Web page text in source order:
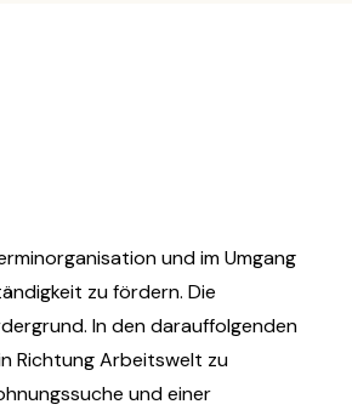
und im Umgang
zu fördern. Die
In den darauffolgenden
Richtung Arbeitswelt zu
und einer